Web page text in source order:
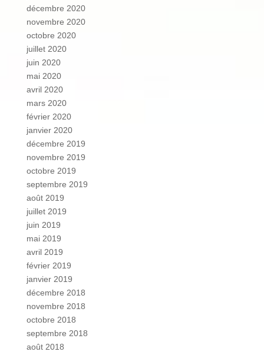
décembre 2020
novembre 2020
octobre 2020
juillet 2020
juin 2020
mai 2020
avril 2020
mars 2020
février 2020
janvier 2020
décembre 2019
novembre 2019
octobre 2019
septembre 2019
août 2019
juillet 2019
juin 2019
mai 2019
avril 2019
février 2019
janvier 2019
décembre 2018
novembre 2018
octobre 2018
septembre 2018
août 2018